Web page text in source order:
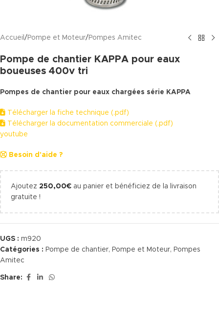
Accueil / Pompe et Moteur/ Pompes Amitec
Pompe de chantier KAPPA pour eaux
boueuses 400v tri
Pompes de chantier pour eaux chargées série KAPPA
Télécharger la fiche technique (.pdf)
Télécharger la documentation commerciale (.pdf)
youtube
Besoin d'aide ?
Ajoutez 250,00€ au panier et bénéficiez de la livraison
gratuite !
UGS : m920
Catégories : Pompe de chantier, Pompe et Moteur, Pompes
Amitec
Share: